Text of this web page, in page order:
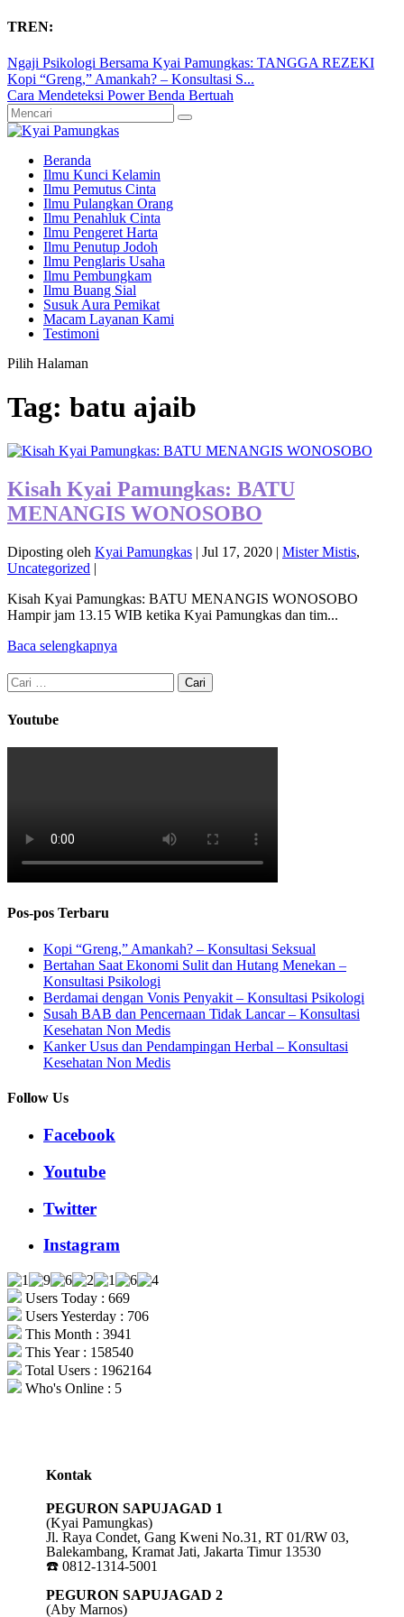
TREN:
Ngaji Psikologi Bersama Kyai Pamungkas: TANGGA REZEKI
Kopi “Greng,” Amankah? – Konsultasi S...
Cara Mendeteksi Power Benda Bertuah
Beranda
Ilmu Kunci Kelamin
Ilmu Pemutus Cinta
Ilmu Pulangkan Orang
Ilmu Penahluk Cinta
Ilmu Pengeret Harta
Ilmu Penutup Jodoh
Ilmu Penglaris Usaha
Ilmu Pembungkam
Ilmu Buang Sial
Susuk Aura Pemikat
Macam Layanan Kami
Testimoni
Pilih Halaman
Tag: batu ajaib
Kisah Kyai Pamungkas: BATU
MENANGIS WONOSOBO
Diposting oleh Kyai Pamungkas | Jul 17, 2020 | Mister Mistis,
Uncategorized |
Kisah Kyai Pamungkas: BATU MENANGIS WONOSOBO
Hampir jam 13.15 WIB ketika Kyai Pamungkas dan tim...
Baca selengkapnya
Cari
untuk:
Youtube
Pos-pos Terbaru
Kopi “Greng,” Amankah? – Konsultasi Seksual
Bertahan Saat Ekonomi Sulit dan Hutang Menekan –
Konsultasi Psikologi
Berdamai dengan Vonis Penyakit – Konsultasi Psikologi
Susah BAB dan Pencernaan Tidak Lancar – Konsultasi
Kesehatan Non Medis
Kanker Usus dan Pendampingan Herbal – Konsultasi
Kesehatan Non Medis
Follow Us
Facebook
Youtube
Twitter
Instagram
Users Today : 669
Users Yesterday : 706
This Month : 3941
This Year : 158540
Total Users : 1962164
Who's Online : 5
Kontak
PEGURON SAPUJAGAD 1
(Kyai Pamungkas)
Jl. Raya Condet, Gang Kweni No.31, RT 01/RW 03,
Balekambang, Kramat Jati, Jakarta Timur 13530
☎️ 0812-1314-5001
PEGURON SAPUJAGAD 2
(Aby Marnos)